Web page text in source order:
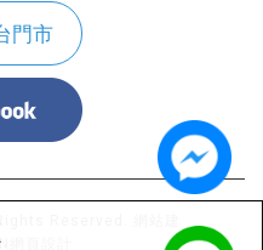
門市
Reserved.
網頁設計